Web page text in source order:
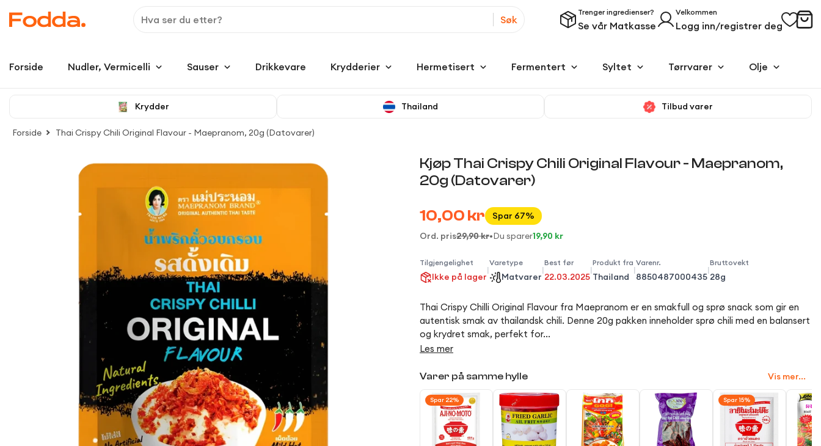
Søk
Trenger ingredienser?
Se vår Matkasse
Velkommen
Logg inn/registrer deg
Forside Nudler, Vermicelli Sauser Drikkevare Krydderier Hermetisert Fermentert Syltet Tørrvarer Olje
Krydder Thailand Tilbud varer
Forside Thai Crispy Chili Original Flavour - Maepranom, 20g (Datovarer)
Kjøp Thai Crispy Chili Original Flavour - Maepranom,
20g (Datovarer)
10,00 kr
Spar 67%
Ord. pris29,90 kr•Du sparer19,90 kr
Tilgjengelighet
Ikke på lager
|
Varetype
Matvarer
|
Best før
22.03.2025
|
Produkt fra
Thailand
|
Varenr.
8850487000435
|
Bruttovekt
28g
Thai Crispy Chilli Original Flavour fra Maepranom er en smakfull og sprø snack som gir en
autentisk smak av thailandsk chili. Denne 20g pakken inneholder sprø chili med en balansert
og krydret smak, perfekt for...
Les mer
Varer på samme hylle Vis mer...
Spar 22% Spar 15%